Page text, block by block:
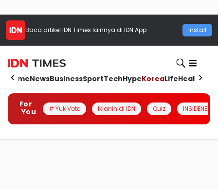
Baca artikel IDN Times lainnya di IDN App Install
HomeNewsBusinessSportTechHypeKoreaLifeHealth
For
You
# Yuk Vote Iklanin di IDN Quiz INSIDENESIA